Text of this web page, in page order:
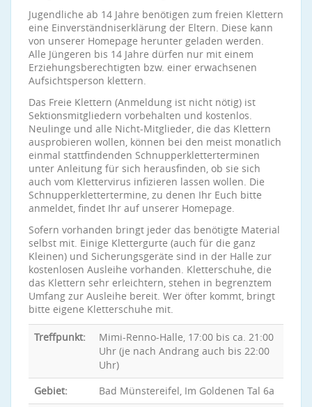
Jugendliche ab 14 Jahre benötigen zum freien Klettern
eine Einverständniserklärung der Eltern. Diese kann
von unserer Homepage herunter geladen werden.
Alle Jüngeren bis 14 Jahre dürfen nur mit einem
Erziehungsberechtigten bzw. einer erwachsenen
Aufsichtsperson klettern.
Das Freie Klettern (Anmeldung ist nicht nötig) ist
Sektionsmitgliedern vorbehalten und kostenlos.
Neulinge und alle Nicht-Mitglieder, die das Klettern
ausprobieren wollen, können bei den meist monatlich
einmal stattfindenden Schnupperkletterterminen
unter Anleitung für sich herausfinden, ob sie sich
auch vom Klettervirus infizieren lassen wollen. Die
Schnupperklettertermine, zu denen Ihr Euch bitte
anmeldet, findet Ihr auf unserer Homepage.
Sofern vorhanden bringt jeder das benötigte Material
selbst mit. Einige Klettergurte (auch für die ganz
Kleinen) und Sicherungsgeräte sind in der Halle zur
kostenlosen Ausleihe vorhanden. Kletterschuhe, die
das Klettern sehr erleichtern, stehen in begrenztem
Umfang zur Ausleihe bereit. Wer öfter kommt, bringt
bitte eigene Kletterschuhe mit.
Treffpunkt:
Mimi-Renno-Halle, 17:00 bis ca. 21:00
Uhr (je nach Andrang auch bis 22:00
Uhr)
Gebiet:
Bad Münstereifel, Im Goldenen Tal 6a